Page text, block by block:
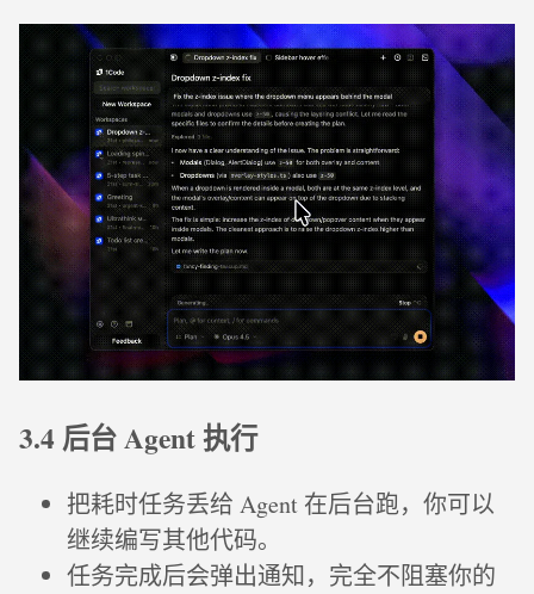
3.4 后台 Agent 执行
把耗时任务丢给 Agent 在后台跑，你可以
继续编写其他代码。
任务完成后会弹出通知，完全不阻塞你的